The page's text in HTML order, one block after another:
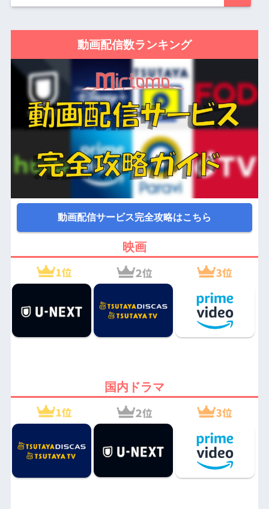
動画配信数ランキング
動画配信サービス完全攻略はこちら
映画
国内ドラマ